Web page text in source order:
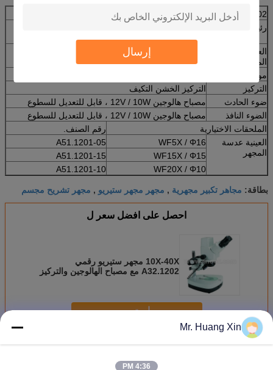
إرسال
A32.1202 المجهر البيولوجي
رئيس
العينية عدسة
المجهر
موضوعي
التركيز
التركيز الخشن التكيف
ضوء الحادث
مصباح هالوجين 12V / 10W ، قابل للتعديل للسطوع
الضوء النافذ
مصباح هالوجين 12V / 10W ، قابل للتعديل للسطوع
الملحقات الاختيارية
رقم الصنف.
العينية عدسة
المجهر
WF5X / Φ16
A51.1201-05
WF15X / Φ15
A51.1201-15
WF20X / Φ10
A51.1201-10
بطاقة: مجاهر تكبير مجهرية , مجهر مجهر ستيريو , مجهر تشريح مجسم
احصل على افضل سعر ل
10X-40X مجهر ستيريو رقمي
A32.1202 مع مصباح الهالوجين والتركيز
استمر
أكثرستيريو المجهر الضوئي
Mr. Huang Xin
4:36 PM